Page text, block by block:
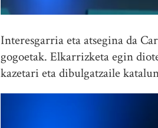
Interesgarria eta atsegina da
gogoetak. Elkarrizketa egin
kazetari eta dibulgatzaile